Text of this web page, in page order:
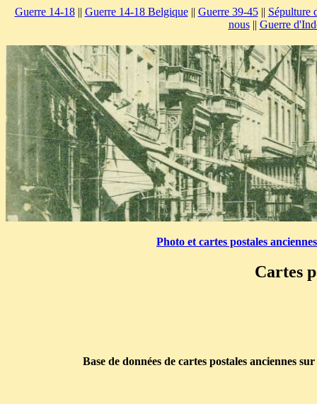
Guerre 14-18|| Guerre 14-18 Belgique|| Guerre 39-45|| Sépulture
nous|| Guerre
Photo et cartes postales
Cartes
Base de données de cartes postales anciennes